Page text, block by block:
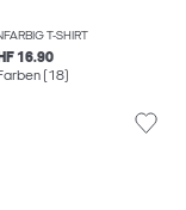
T-SHIRT
16.90
(18)